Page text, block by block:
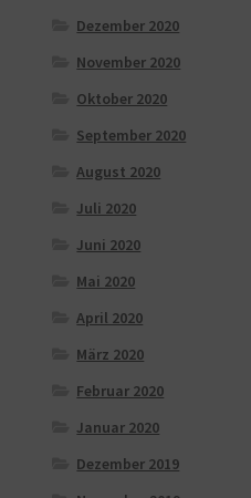
Dezember 2020
November 2020
Oktober 2020
September 2020
August 2020
Juli 2020
Juni 2020
Mai 2020
April 2020
März 2020
Februar 2020
Januar 2020
Dezember 2019